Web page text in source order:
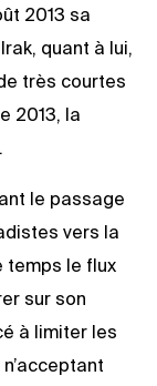
2013 sa
quant à lui,
très courtes
2013, la
le passage
vers la
temps le flux
sur son
à limiter les